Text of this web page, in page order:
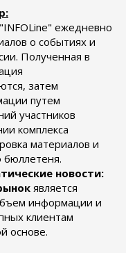
ежедневно
о событиях и
Полученная в
затем
путем
участников
комплекса
материалов и
новости:
является
информации и
клиентам
основе.